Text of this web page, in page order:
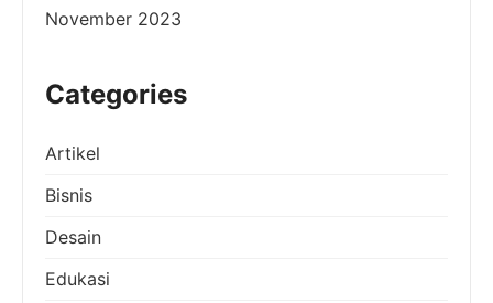
November 2023
Categories
Artikel
Bisnis
Desain
Edukasi